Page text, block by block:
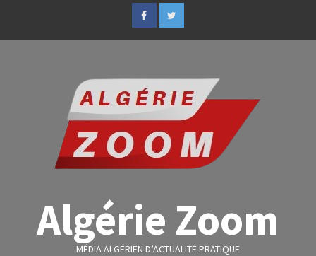
Algérie Zoom
MÉDIA ALGÉRIEN D’ACTUALITÉ PRATIQUE